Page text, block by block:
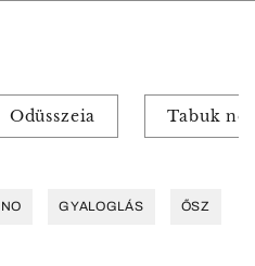
Odüsszeia Tabuk
GYALOGLÁS ŐSZ